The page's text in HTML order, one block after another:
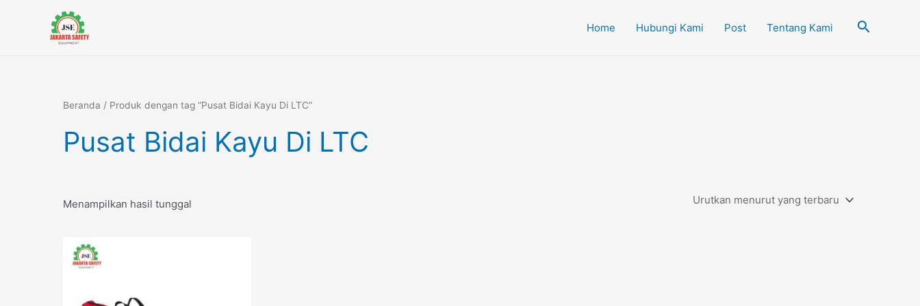
Home Hubungi Kami Post Tentang Kami Cari
Beranda / Produk dengan tag “Pusat Bidai Kayu Di LTC”
Pusat Bidai Kayu Di LTC
Menampilkan hasil tunggal